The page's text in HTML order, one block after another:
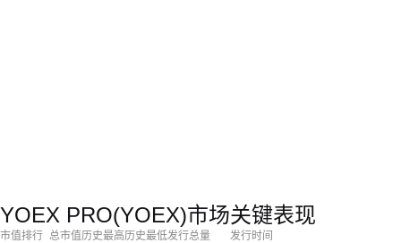
YOEX PRO(YOEX)市场关键表现
市值排行 总市值历史最高历史最低发行总量 发行时间